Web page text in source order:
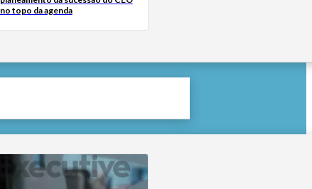
no topo da agenda